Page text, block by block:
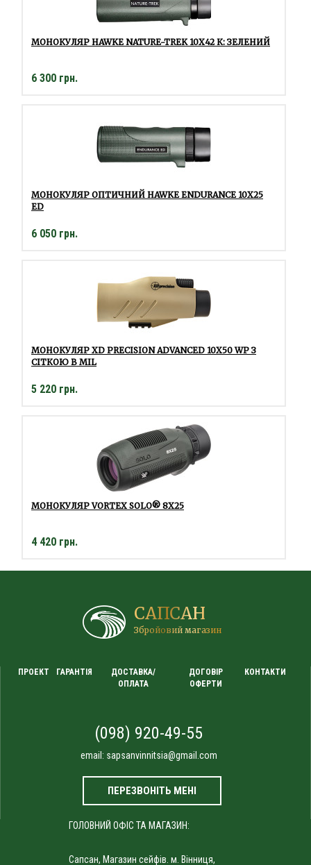
МОНОКУЛЯР HAWKE NATURE-TREK 10Х42 К: ЗЕЛЕНИЙ
6 300 грн.
МОНОКУЛЯР ОПТИЧНИЙ HAWKE ENDURANCE 10Х25
ED
6 050 грн.
МОНОКУЛЯР XD PRECISION ADVANCED 10Х50 WP З
СІТКОЮ В MIL
5 220 грн.
МОНОКУЛЯР VORTEX SOLO® 8X25
4 420 грн.
САПСАН
Збройовий магазин
ПРОЕКТ ГАРАНТІЯ
ДОСТАВКА/
ОПЛАТА
ДОГОВІР
ОФЕРТИ
КОНТАКТИ
(098) 920-49-55
email: sapsanvinnitsia@gmail.com
ПЕРЕЗВОНІТЬ МЕНІ
ГОЛОВНИЙ ОФІС ТА МАГАЗИН:
Сапсан, Магазин сейфів. м. Вінниця,